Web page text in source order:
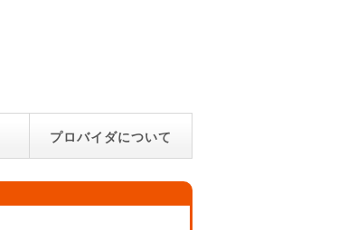
プロバイダについて